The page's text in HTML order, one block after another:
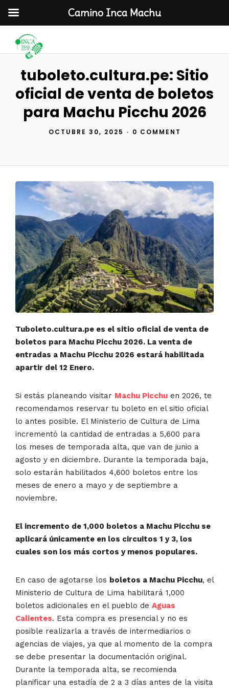
tuboleto.cultura.pe: Sitio
oficial de venta de boletos
para Machu Picchu 2026
OCTUBRE 30, 2025 • 0 COMMENT
Tuboleto.cultura.pe es el sitio oficial de venta de
boletos para Machu Picchu 2026. La venta de
entradas a Machu Picchu 2026 estará habilitada
apartir del 12 Enero.
Si estás planeando visitar Machu Picchu en 2026, te
recomendamos reservar tu boleto en el sitio oficial
lo antes posible. El Ministerio de Cultura de Lima
incrementó la cantidad de entradas a 5,600 para
los meses de temporada alta, que van de junio a
agosto y en diciembre. Durante la temporada baja,
solo estarán habilitados 4,600 boletos entre los
meses de enero a mayo y de septiembre a
noviembre.
El incremento de 1,000 boletos a Machu Picchu se
aplicará únicamente en los circuitos 1 y 3, los
cuales son los más cortos y menos populares.
En caso de agotarse los boletos a Machu Picchu, el
Ministerio de Cultura de Lima habilitará 1,000
boletos adicionales en el pueblo de Aguas
Calientes. Esta compra es presencial y no es
posible realizarla a través de intermediarios o
agencias de viajes, ya que al momento de la compra
se debe presentar la documentación original.
Durante la temporada alta, se recomienda
planificar una estadía de 2 a 3 días antes de la visita
Camino Inca Machu